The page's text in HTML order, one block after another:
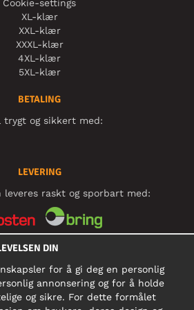
Cookie-settings
XL-klær
XXL-klær
XXXL-klær
4XL-klær
5XL-klær
BETALING
trygt og sikkert med:
LEVERING
leveres raskt og sporbart med:
SOSIALE MEDIER
BEDRIFT
DIN
for å gi deg en personlig
annonsering og for å holde
og sikre. For dette formålet